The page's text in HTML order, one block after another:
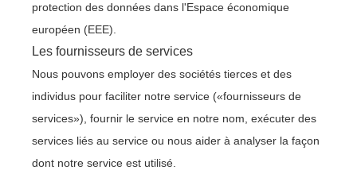
protection des données dans l'Espace économique
européen (EEE).
Les fournisseurs de services
Nous pouvons employer des sociétés tierces et des
individus pour faciliter notre service («fournisseurs de
services»), fournir le service en notre nom, exécuter des
services liés au service ou nous aider à analyser la façon
dont notre service est utilisé.